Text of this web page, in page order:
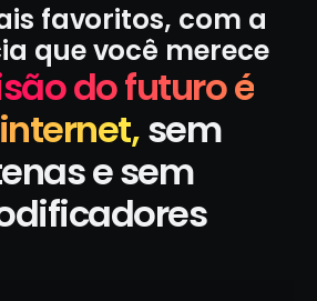
favoritos, com a
que você merece
do futuro é
sem
e sem